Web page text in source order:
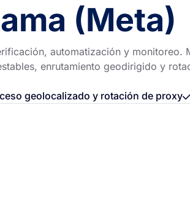
(Meta)
automatización y monitoreo.
enrutamiento geodirigido y
geolocalizado y rotación de proxy